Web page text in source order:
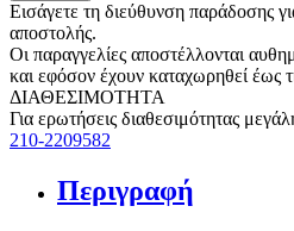
Εισάγετε τη διεύθυνση παράδοσης
αποστολής.
Οι παραγγελίες αποστέλλονται
και εφόσον έχουν καταχωρηθεί έως
ΔΙΑΘΕΣΙΜΟΤΗΤΑ
Για ερωτήσεις διαθεσιμότητας
210-2209582
Περιγραφή